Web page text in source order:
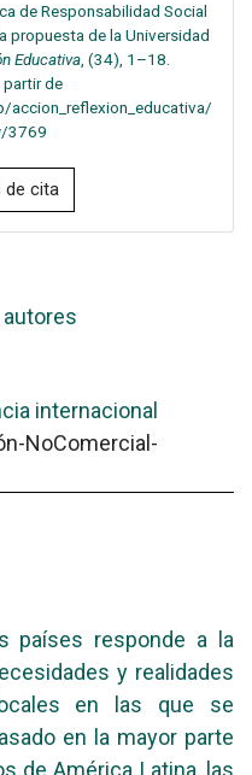
de Responsabilidad Social
propuesta de la Universidad
Educativa, (34), 1–18.
partir de
3769
cita
internacional
NoComercial-
países responde a la
y realidades
en las que se
en la mayor parte
de América Latina, las